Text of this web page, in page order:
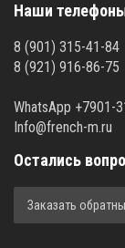
Наши
8 (901) 315-41-84
8 (921) 916-86-75
WhatsApp +7901-
Info@french-m.ru
Остались
Заказать